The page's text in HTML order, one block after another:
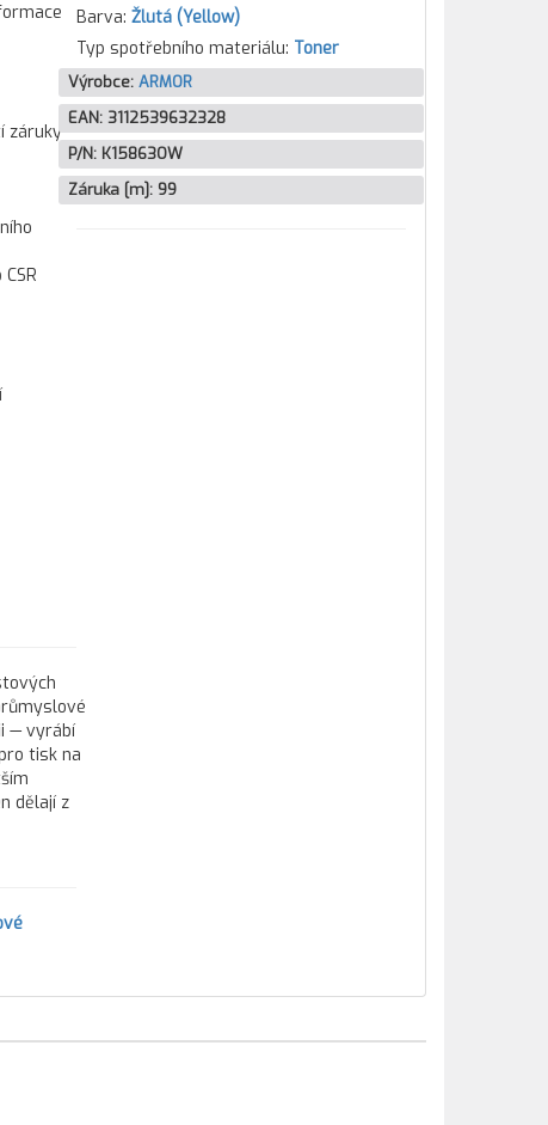
záruky
— vyrábí
tisk na
dělají z
Barva: Žlutá (Yellow)
Typ spotřebního materiálu: Toner
Výrobce: ARMOR
EAN: 3112539632328
P/N: K15863OW
Záruka [m]: 99